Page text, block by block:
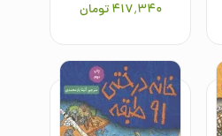
۴۱۷٬۳۴۰ تومان